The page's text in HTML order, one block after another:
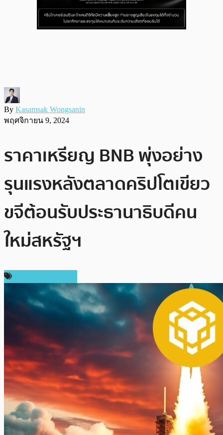
By Kasamsak Wongsanin
พฤศจิกายน 9, 2024
ราคาเหรียญ BNB พุ่งอย่าง
รุนแรงหลังตลาดคริปโตเขียว
ขจีต้อนรับประธานาธิบดีคน
ใหม่สหรัฐฯ